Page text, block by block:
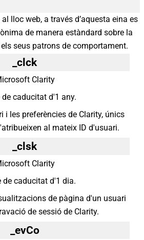
lloc web, a través d’aquesta eina es
de manera estàndard sobre la
seus patrons de comportament.
_clck
Clarity
de caducitat d'1 any.
i les preferències de Clarity, únics
al mateix ID d'usuari.
_clsk
Clarity
de caducitat d'1 dia.
de pàgina d'un usuari
de sessió de Clarity.
_evCo